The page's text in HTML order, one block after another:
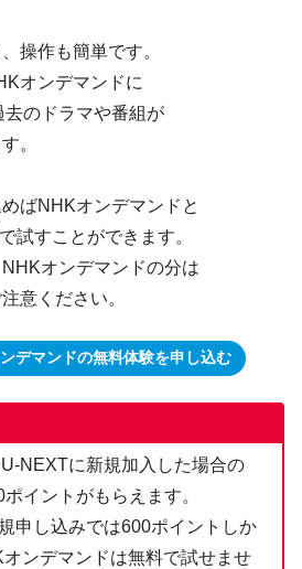
操作も簡単です。
オンデマンドに
のドラマや番組が
。
ばNHKオンデマンドと
試すことができます。
オンデマンドの分は
意ください。
デマンドの無料体験を申し込む
NEXTに新規加入した場合の
イントがもらえます。
申し込みでは600ポイントしか
ンデマンドは無料で試せませ